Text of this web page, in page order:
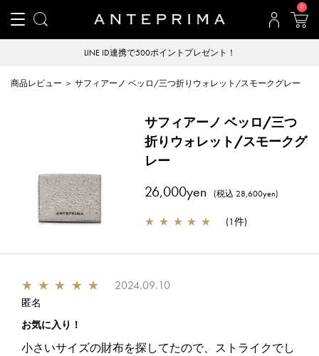
0
LINE ID連携で500ポイントプレゼント！
商品レビュー ＞ サフィアーノ ベッロ/三つ折りウォレット/スモークグレー
サフィアーノ ベッロ/三つ
折りウォレット/スモークグ
レー
26,000yen (税込 28,600yen)
★ ★ ★ ★ ★ (1件)
★ ★ ★ ★ ★ 2024.09.10
匿名
お気に入り！
小さいサイズの財布を探してたので、ストライクでし